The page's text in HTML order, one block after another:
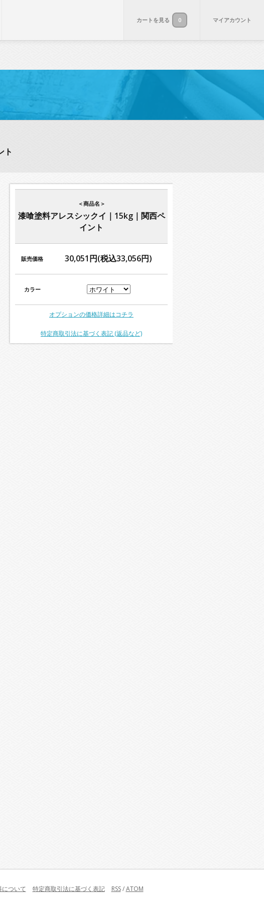
マイアカウント
カートを見る 0
ト
＜商品名＞
漆喰塗料アレスシックイ｜15kg｜関西ペ
イント
販売価格 30,051円(税込33,056円)
カラー
オプションの価格詳細はコチラ
特定商取引法に基づく表記 (返品など)
ついて 特定商取引法に基づく表記 RSS/ATOM